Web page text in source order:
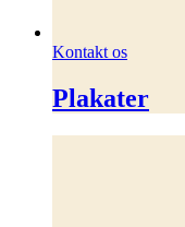
Kontakt os
Plakater